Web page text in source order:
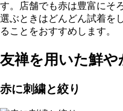
す。店舗でも赤は豊富にそ
選ぶときはどんどん試着を
ることをおすすめします。
友禅を用いた鮮
赤に刺繍と絞り